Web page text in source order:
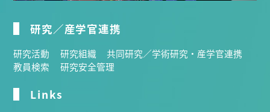
研究／産学官連携
研究活動 研究組織
共同研究／学術研究・産学官連携
教員検索
研究安全管理
Links